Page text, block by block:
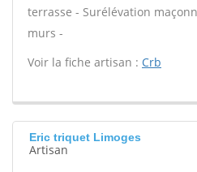
terrasse - Surélévation
murs -
Voir la fiche artisan : Crb
Eric triquet Limoges
Artisan